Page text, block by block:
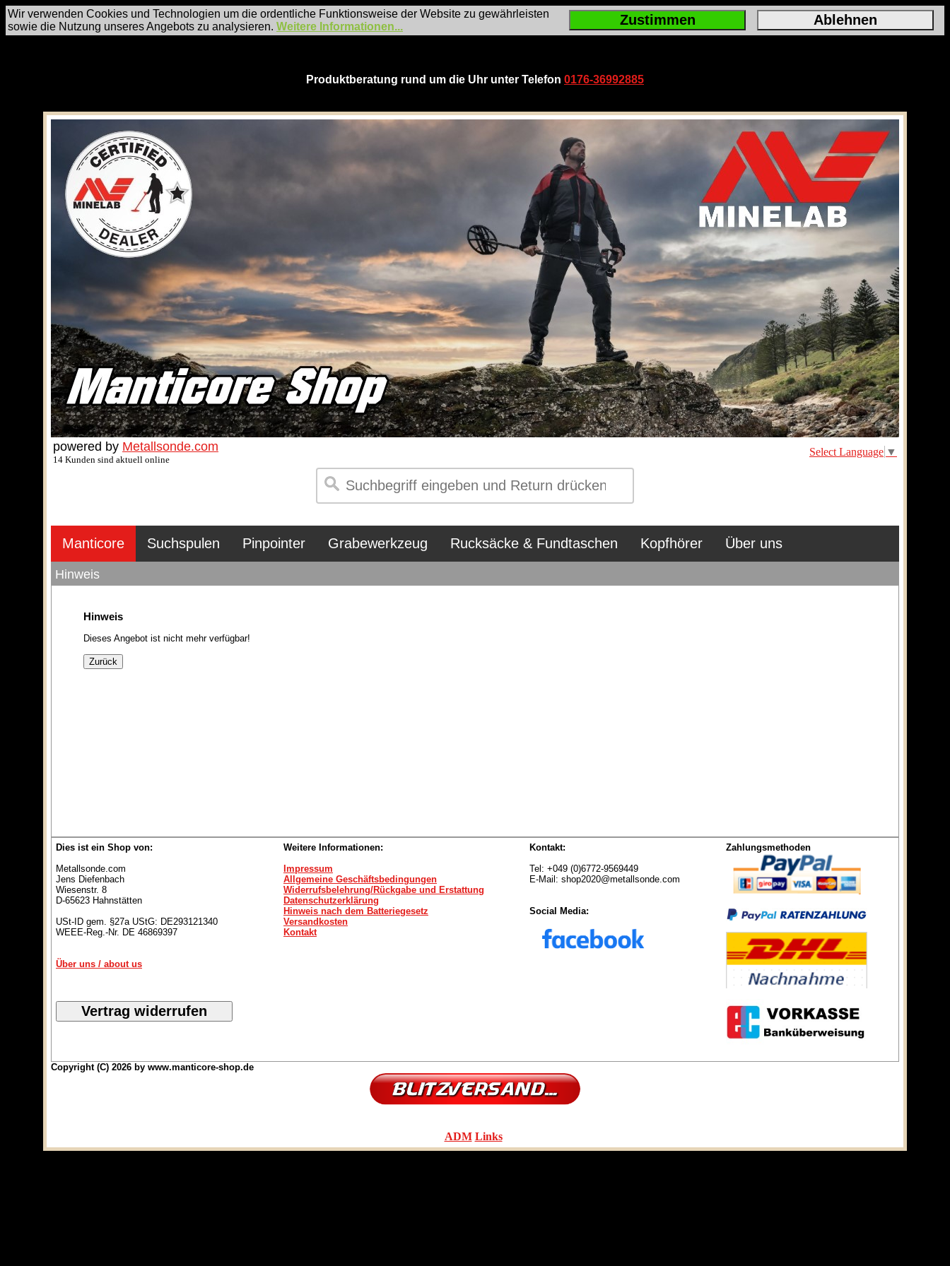
Wir verwenden Cookies und Technologien um die ordentliche Funktionsweise der Website zu gewährleisten
sowie die Nutzung unseres Angebots zu analysieren. Weitere Informationen... Zustimmen Ablehnen
Produktberatung rund um die Uhr unter Telefon 0176-36992885
powered by Metallsonde.com
14 Kunden sind aktuell online
Select Language ▼
Manticore Suchspulen Pinpointer Grabewerkzeug Rucksäcke & Fundtaschen Kopfhörer Über uns
Hinweis
Hinweis
Dieses Angebot ist nicht mehr verfügbar!
Dies ist ein Shop von:
Metallsonde.com
Jens Diefenbach
Wiesenstr. 8
D-65623 Hahnstätten
USt-ID gem. §27a UStG: DE293121340
WEEE-Reg.-Nr. DE 46869397
Über uns / about us
Weitere Informationen:
Impressum
Allgemeine Geschäftsbedingungen
Widerrufsbelehrung/Rückgabe und Erstattung
Datenschutzerklärung
Hinweis nach dem Batteriegesetz
Versandkosten
Kontakt
Kontakt:
Tel: +049 (0)6772-9569449
E-Mail: shop2020@metallsonde.com
Social Media:
Zahlungsmethoden
Copyright (C) 2026 by www.manticore-shop.de
ADM Links